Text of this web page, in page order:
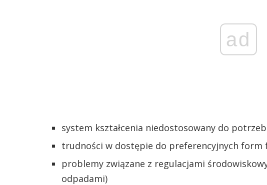
ad
system kształcenia niedostosowany do
trudności w dostępie do preferencyjnych form
problemy związane z regulacjami
odpadami)